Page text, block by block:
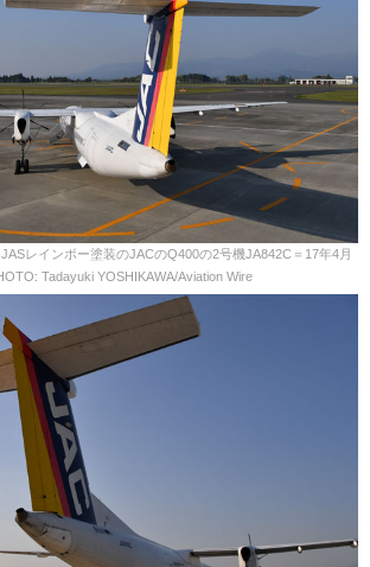
レインボー塗装のJACのQ400の2号機JA842C＝17年4月
Tadayuki YOSHIKAWA/Aviation Wire